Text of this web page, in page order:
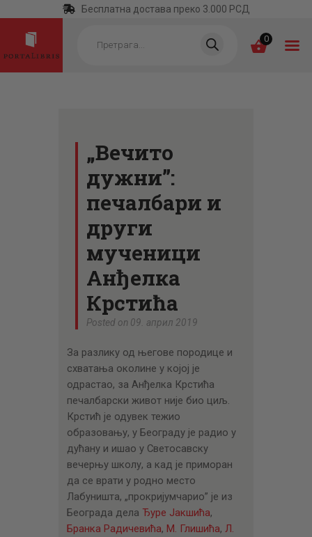
Бесплатна достава преко 3.000 РСД
search 0
КАТЕГОРИЈЕ
НАЈПРОДАВАНИЈЕ
НОВЕ КЊИГЕ
ОТРГНУТО ОД
ЗАБОРАВА
АУТОРИ
АКТУЕЛНОСТИ
ЦЕНОВНИК
„Вечито
дужни”:
печалбари и
други
мученици
Анђелка
Крстића
Posted on 09. април 2019
За разлику од његове породице и
схватања околине у којој је
одрастао, за Анђелка Крстића
печалбарски живот није био циљ.
Крстић је одувек тежио
образовању, у Београду је радио у
дућану и ишао у Светосавску
вечерњу школу, а кад је приморан
да се врати у родно место
Лабуништа, „прокријумчарио” је из
Београда дела Ђуре Јакшића,
Бранка Радичевића, М. Глишића, Л.